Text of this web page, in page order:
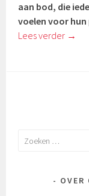
aan bod, die
voelen voor
Lees verder →
Zoeken
OVER